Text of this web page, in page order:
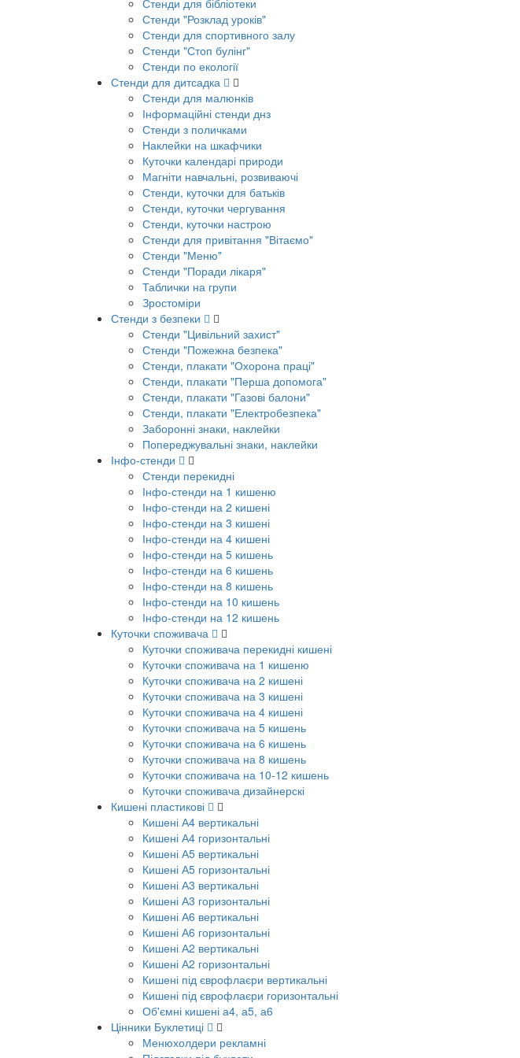
Стенди для бібліотеки
Стенди "Розклад уроків"
Стенди для спортивного залу
Стенди "Стоп булінг"
Стенди по екології
Стенди для дитсадка
Стенди для малюнків
Інформаційні стенди днз
Стенди з поличками
Наклейки на шкафчики
Куточки календарі природи
Магніти навчальні, розвиваючі
Стенди, куточки для батьків
Стенди, куточки чергування
Стенди, куточки настрою
Стенди для привітання "Вітаємо"
Стенди "Меню"
Стенди "Поради лікаря"
Таблички на групи
Зростоміри
Стенди з безпеки
Стенди "Цивільний захист"
Стенди "Пожежна безпека"
Стенди, плакати "Охорона праці"
Стенди, плакати "Перша допомога"
Стенди, плакати "Газові балони"
Стенди, плакати "Електробезпека"
Заборонні знаки, наклейки
Попереджувальні знаки, наклейки
Інфо-стенди
Стенди перекидні
Інфо-стенди на 1 кишеню
Інфо-стенди на 2 кишені
Інфо-стенди на 3 кишені
Інфо-стенди на 4 кишені
Інфо-стенди на 5 кишень
Інфо-стенди на 6 кишень
Інфо-стенди на 8 кишень
Інфо-стенди на 10 кишень
Інфо-стенди на 12 кишень
Куточки споживача
Куточки споживача перекидні кишені
Куточки споживача на 1 кишеню
Куточки споживача на 2 кишені
Куточки споживача на 3 кишені
Куточки споживача на 4 кишені
Куточки споживача на 5 кишень
Куточки споживача на 6 кишень
Куточки споживача на 8 кишень
Куточки споживача на 10-12 кишень
Куточки споживача дизайнерскі
Кишені пластикові
Кишені А4 вертикальні
Кишені А4 горизонтальні
Кишені А5 вертикальні
Кишені А5 горизонтальні
Кишені А3 вертикальні
Кишені А3 горизонтальні
Кишені А6 вертикальні
Кишені А6 горизонтальні
Кишені А2 вертикальні
Кишені А2 горизонтальні
Кишені під єврофлаєри вертикальні
Кишені під єврофлаєри горизонтальні
Об'ємні кишені а4, а5, а6
Цінники Буклетиці
Менюхолдери рекламні